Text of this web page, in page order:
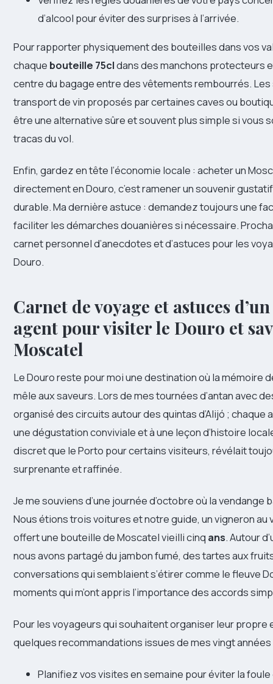
d’alcool pour éviter des surprises à l’arrivée.
Pour rapporter physiquement des bouteilles dans vos
chaque bouteille 75cldans des manchons protecteurs
centre du bagage entre des vêtements rembourrés.
transport de vin proposés par certaines caves ou
être une alternative sûre et souvent plus simple si vous
tracas du vol.
Enfin, gardez en tête l’économie locale : acheter un
directement en Douro, c’est ramener un souvenir
durable. Ma dernière astuce : demandez toujours une
faciliter les démarches douanières si nécessaire.
carnet personnel d’anecdotes et d’astuces pour les
Douro.
Carnet de voyage et astuces
agent pour visiter le Douro et
Moscatel
Le Douro reste pour moi une destination où la mémoire
mêle aux saveurs. Lors de mes tournées d’antan avec
organisé des circuits autour des quintas d’Alijó ; chaque
une dégustation conviviale et à une leçon d’histoire
discret que le Porto pour certains visiteurs, révélait
surprenante et raffinée.
Je me souviens d’une journée d’octobre où la vendange
Nous étions trois voitures et notre guide, un vigneron au
offert une bouteille de Moscatel vieilli cinq ans. Autour
nous avons partagé du jambon fumé, des tartes aux
conversations qui semblaient s’étirer comme le fleuve
moments qui m’ont appris l’importance des accords
Pour les voyageurs qui souhaitent organiser leur propre
quelques recommandations issues de mes vingt années
Planifiez vos visites en semaine pour éviter la foule